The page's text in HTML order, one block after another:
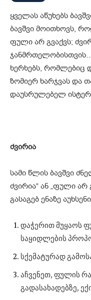
ყველას აწუხებს
ბავშვი მოითხოვს,
ფული არ გვაქვს;
ხერხებს, რომლებიც
ზომიერ ხარჯვას და
დაუსრულებელ
ძვირია
სამი წლის ბავშვი
ძვირია“ ან „ფული არ
გასაგებ ენაზე
დაჭერით მუყაოს
საყიდლების
სქემატურად
აჩვენეთ, ფულის
გადასახადებზე,